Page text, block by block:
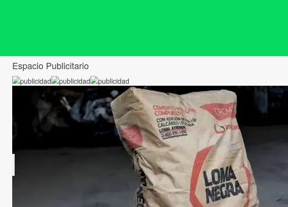
Espacio Publicitario